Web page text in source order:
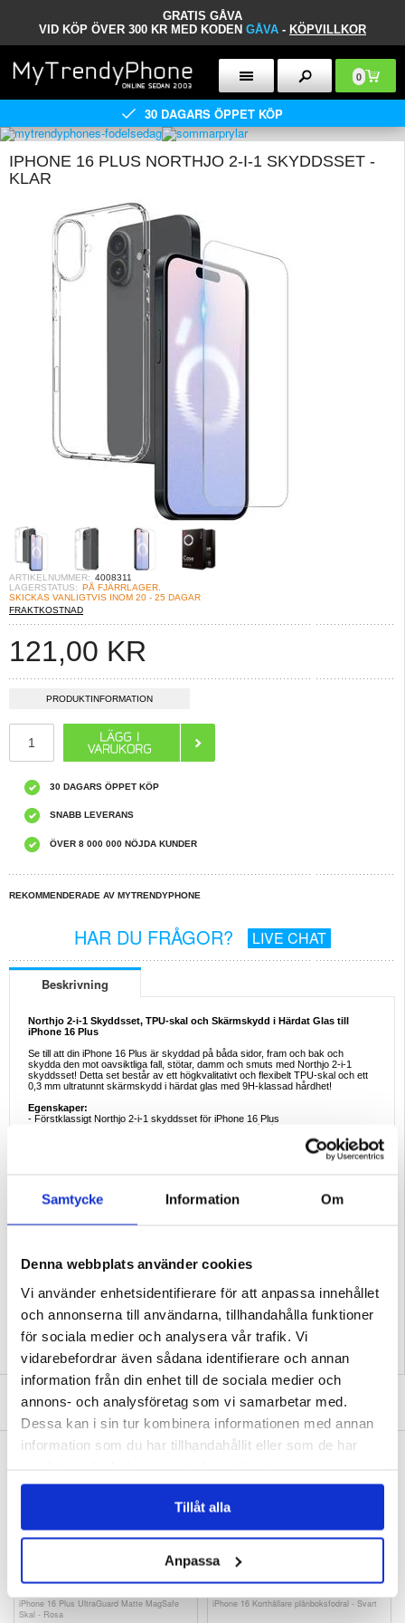
Samtycke Information Om
Denna webbplats använder cookies
Vi använder enhetsidentifierare för att anpassa innehållet
och annonserna till användarna, tillhandahålla funktioner
för sociala medier och analysera vår trafik. Vi
vidarebefordrar även sådana identifierare och annan
information från din enhet till de sociala medier och
annons- och analysföretag som vi samarbetar med.
Dessa kan i sin tur kombinera informationen med annan
information som du har tillhandahållit eller som de har
Tillåt alla
Anpassa
GRATIS GÅVA
VID KÖP ÖVER 300 KR MED KODEN GÅVA - KÖPVILLKOR
0
30 DAGARS ÖPPET KÖP
IPHONE 16 PLUS NORTHJO 2-I-1 SKYDDSSET -
KLAR
ARTIKELNUMMER: 4008311
LAGERSTATUS: PÅ FJÄRRLAGER.
SKICKAS VANLIGTVIS INOM 20 - 25 DAGAR
FRAKTKOSTNAD
121,00 KR
PRODUKTINFORMATION
30 DAGARS ÖPPET KÖP
SNABB LEVERANS
ÖVER 8 000 000 NÖJDA KUNDER
REKOMMENDERADE AV MYTRENDYPHONE
HAR DU FRÅGOR? LIVE CHAT
Beskrivning
Northjo 2-i-1 Skyddsset, TPU-skal och Skärmskydd i Härdat Glas till
iPhone 16 Plus
Se till att din iPhone 16 Plus är skyddad på båda sidor, fram och bak och
skydda den mot oavsiktliga fall, stötar, damm och smuts med Northjo 2-i-1
skyddsset! Detta set består av ett högkvalitativt och flexibelt TPU-skal och ett
0,3 mm ultratunnt skärmskydd i härdat glas med 9H-klassad hårdhet!
Egenskaper:
- Förstklassigt Northjo 2-i-1 skyddsset för iPhone 16 Plus
- Lättvikt skal i klar design som både skyddar och visar det originella utseendet
- Reptåligt skydd i härdat glas med endast 0,3 mm tjocklek och 9H-klassad
tillverkat av flexibelt TPU som inte kommer gulna med tiden
EAN: 5714122494368
Skal & Tillbehör
Kameralinsskydd i Härdat Glas -
- Rosa
iPhone 16 Plus UltraGuard Matte MagSafe
Skal - Rosa
iPhone 16 Korthållare plånboksfodral - Svart